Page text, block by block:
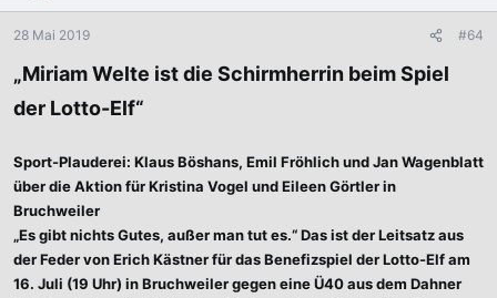
o
n
n
28 Mai 2019 #64
„Miriam Welte ist die Schirmherrin beim Spiel
der Lotto-Elf“
Sport-Plauderei: Klaus Böshans, Emil Fröhlich und Jan Wagenblatt
über die Aktion für Kristina Vogel und Eileen Görtler in
Bruchweiler
„Es gibt nichts Gutes, außer man tut es.“ Das ist der Leitsatz aus
der Feder von Erich Kästner für das Benefizspiel der Lotto-Elf am
16. Juli (19 Uhr) in Bruchweiler gegen eine Ü40 aus dem Dahner